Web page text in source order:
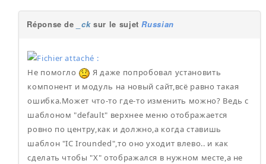
Réponse de _cksur le sujetRussian
Не помогло
Я даже попробовал установить
компонент и модуль на новый сайт,всё равно такая
ошибка.Может что-то где-то изменить можно? Ведь с
шаблоном "default" верхнее меню отображается
ровно по центру,как и должно,а когда ставишь
шаблон "IC Irounded",то оно уходит влево.. и как
сделать чтобы "X" отображался в нужном месте,а не